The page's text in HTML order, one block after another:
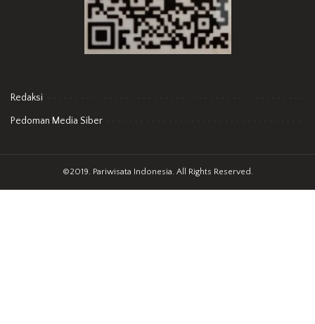
Redaksi
Pedoman Media Siber
©2019. Pariwisata Indonesia. All Rights Reserved.